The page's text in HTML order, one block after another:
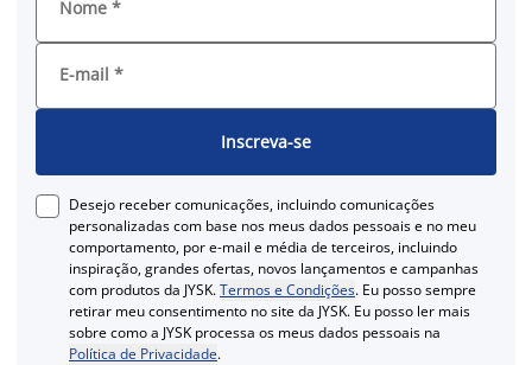
Nome *
E-mail *
Inscreva-se
Desejo receber comunicações, incluindo comunicações
personalizadas com base nos meus dados pessoais e no meu
comportamento, por e-mail e média de terceiros, incluindo
inspiração, grandes ofertas, novos lançamentos e campanhas
com produtos da JYSK.Termos e Condições. Eu posso sempre
retirar meu consentimento no site da JYSK. Eu posso ler mais
sobre como a JYSK processa os meus dados pessoais na
Política de Privacidade.